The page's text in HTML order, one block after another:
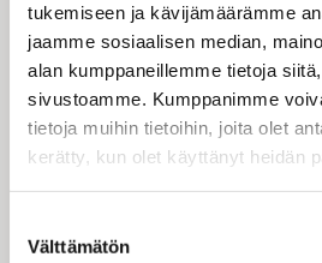
tukemiseen ja kävijämäärämme
jaamme sosiaalisen median,
alan kumppaneillemme tietoja
sivustoamme. Kumppanimme
tietoja muihin tietoihin, joita olet
kerätty, kun olet käyttänyt heidän
valinta
Välttämätön